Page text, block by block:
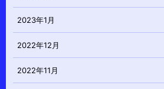
2023年1月
2022年12月
2022年11月